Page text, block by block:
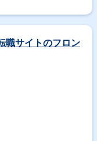
職サイトのフロン